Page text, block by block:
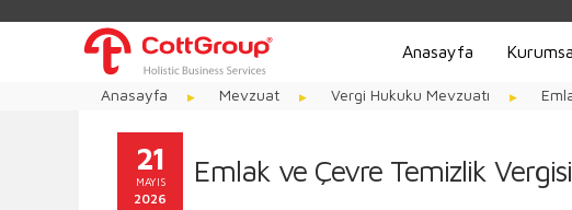
Anasayfa
Anasayfa Mevzuat Vergi Hukuku Mevzuatı
21
MAYIS
2026
Emlak ve Çevre Temizlik